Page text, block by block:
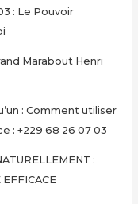
: Le Pouvoir
Marabout Henri
: Comment utiliser
: +229 68 26 07 03
: